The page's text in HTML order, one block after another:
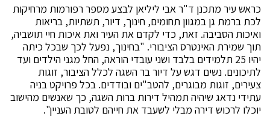
כראש עיר מתכנן ד"ר אבי ליליאן לבצע מספר רפורמות מרחיקות
לכת ברמת גן במגוון תחומים, חינוך, דיור, תשתיות, בריאות
ואיכות הסביבה. זאת, כדי לקדם את העיר ואת איכות חיי תושביה,
תוך שמירת האינטרס הציבורי. "בחינוך, נפעל לכך שבכל כיתה
יהיו 25 תלמידים בלבד ושני עובדי הוראה, החל מגני הילדים ועד
לתיכונים. נשים דגש על דיור בר השגה לכלל הציבור, זוגות
צעירים, זוגות מבוגרים, להטב"ים ובודדים. בכל פרויקט בניה
עתידי נדאג שיהיה תמהיל דירות ברות השגה, כך שאנשים מהישוב
יוכלו לרכוש דירה מבלי לשעבד את חייהם לטובת העניין".